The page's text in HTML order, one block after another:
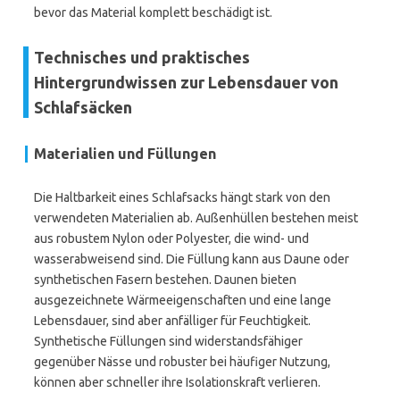
bevor das Material komplett beschädigt ist.
Technisches und praktisches
Hintergrundwissen zur Lebensdauer von
Schlafsäcken
Materialien und Füllungen
Die Haltbarkeit eines Schlafsacks hängt stark von den
verwendeten Materialien ab. Außenhüllen bestehen meist
aus robustem Nylon oder Polyester, die wind- und
wasserabweisend sind. Die Füllung kann aus Daune oder
synthetischen Fasern bestehen. Daunen bieten
ausgezeichnete Wärmeeigenschaften und eine lange
Lebensdauer, sind aber anfälliger für Feuchtigkeit.
Synthetische Füllungen sind widerstandsfähiger
gegenüber Nässe und robuster bei häufiger Nutzung,
können aber schneller ihre Isolationskraft verlieren.